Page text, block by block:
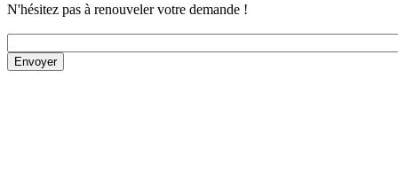
N'hésitez pas à renouveler votre demande !